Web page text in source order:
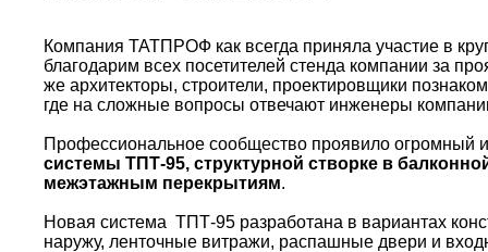
Компания ТАТПРОФ как всегда приняла участие в
благодарим всех посетителей стенда компании за
же архитекторы, строители, проектировщики
где на сложные вопросы отвечают инженеры
Профессиональное сообщество проявило огромный
системы ТПТ-95, структурной створке в
межэтажным перекрытиям.
Новая система ТПТ-95 разработана в вариантах
наружу, ленточные витражи, распашные двери и